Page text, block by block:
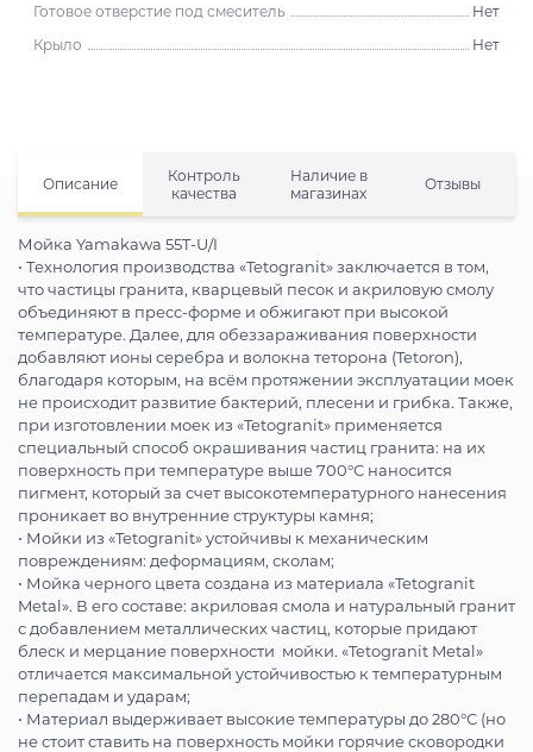
Готовое отверстие под смеситель
Нет
Крыло
Нет
Описание
Контроль
качества
Наличие в
магазинах
Отзывы
Мойка Yamakawa 55T-U/I
• Технология производства «Tetogranit» заключается в том,
что частицы гранита, кварцевый песок и акриловую смолу
объединяют в пресс-форме и обжигают при высокой
температуре. Далее, для обеззараживания поверхности
добавляют ионы серебра и волокна теторона (Tetoron),
благодаря которым, на всём протяжении эксплуатации моек
не происходит развитие бактерий, плесени и грибка. Также,
при изготовлении моек из «Tetogranit» применяется
специальный способ окрашивания частиц гранита: на их
поверхность при температуре выше 700°С наносится
пигмент, который за счет высокотемпературного нанесения
проникает во внутренние структуры камня;
• Мойки из «Tetogranit» устойчивы к механическим
повреждениям: деформациям, сколам;
• Мойка черного цвета создана из материала «Tetogranit
Metal». В его составе: акриловая смола и натуральный гранит
с добавлением металлических частиц, которые придают
блеск и мерцание поверхности мойки. «Tetogranit Metal»
отличается максимальной устойчивостью к температурным
перепадам и ударам;
• Материал выдерживает высокие температуры до 280°С (но
не стоит ставить на поверхность мойки горячие сковородки